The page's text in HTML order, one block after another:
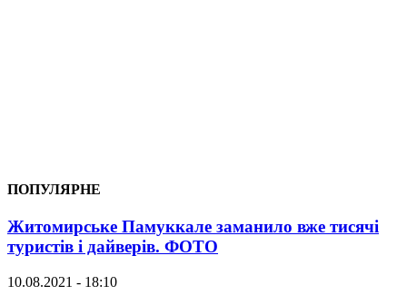
ПОПУЛЯРНЕ
Житомирське Памуккале заманило вже тисячі
туристів і дайверів. ФОТО
10.08.2021 - 18:10